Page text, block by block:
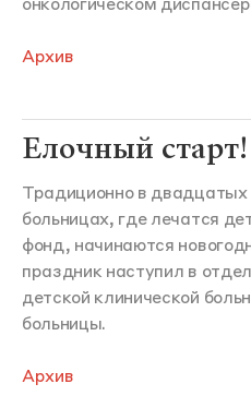
онкологическом
Архив
Елочный старт!
Традиционно в двадцатых
больницах, где лечатся
фонд, начинаются
праздник наступил в
детской клинической
больницы.
Архив